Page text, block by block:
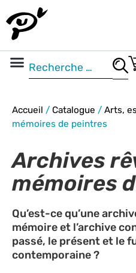
Accueil / Catalogue / Arts,
mémoires de peintres
Archives
mémoires
Qu’est-ce qu’une
mémoire et l’archive
passé, le présent et le
contemporaine ?